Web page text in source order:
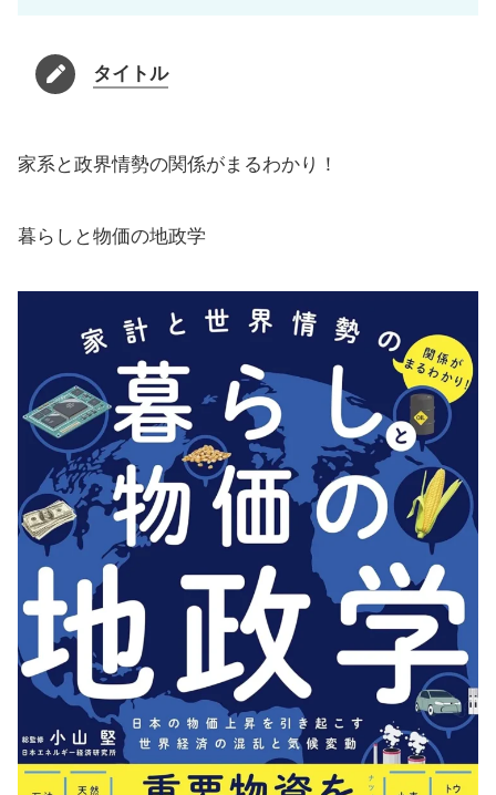
タイトル
家系と政界情勢の関係がまるわかり！
暮らしと物価の地政学